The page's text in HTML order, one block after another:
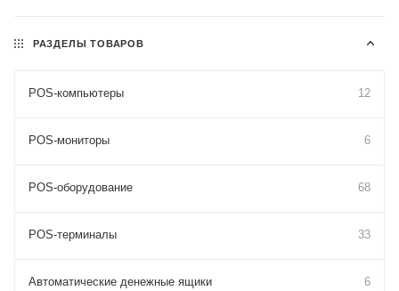
РАЗДЕЛЫ ТОВАРОВ
POS-компьютеры 12
POS-мониторы 6
POS-оборудование 68
POS-терминалы 33
Автоматические денежные ящики 6